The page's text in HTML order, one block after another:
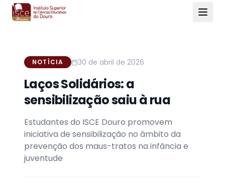
NOTÍCIA 30 de abril de 2026
Laços Solidários: a
sensibilização saiu à rua
Estudantes do ISCE Douro promovem
iniciativa de sensibilização no âmbito da
prevenção dos maus-tratos na infância e
juventude